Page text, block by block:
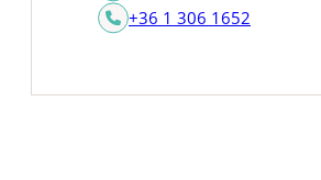
+36 1 306 1652